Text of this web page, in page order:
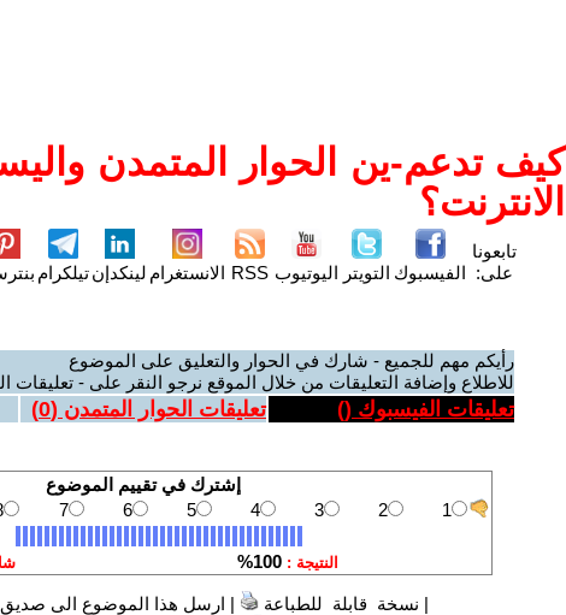
كيف تدعم-ين الحوار المتمدن
الانترنت؟
تابعونا
على: الفيسبوك التويتر اليوتيوب RSS الانستغرام لينكدإنتيلكرام
رأيكم مهم للجميع - شارك في الحوار والتعليق على الموضوع
للاطلاع وإضافة التعليقات من خلال الموقع نرجو النقر على - تعليقات
تعليقات الفيسبوك () تعليقات الحوار المتمدن (0
)
| نسخة قابلة للطباعة | ارسل هذا الموضوع الى